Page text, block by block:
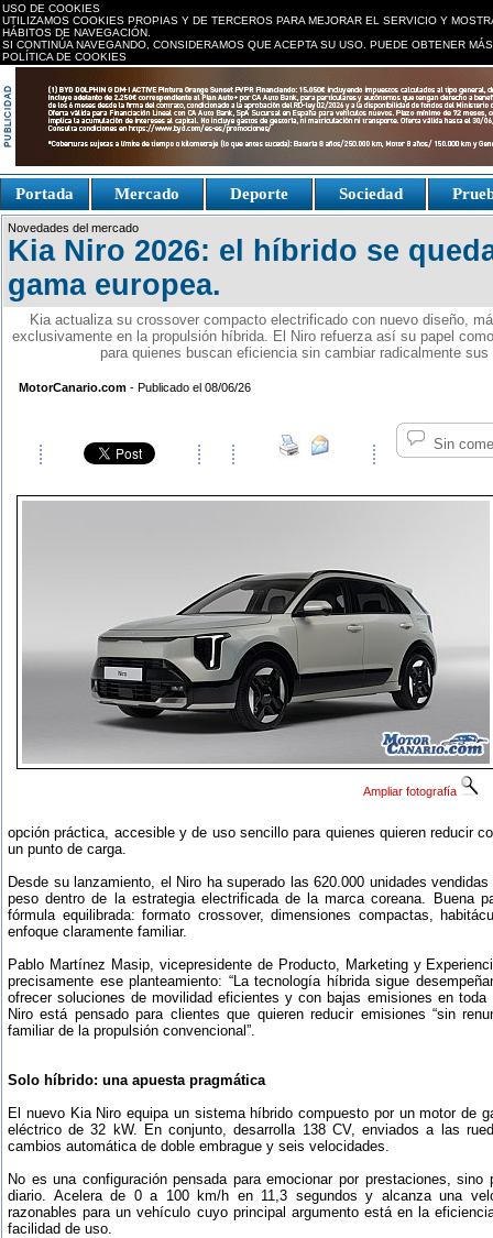
USO DE COOKIES
UTILIZAMOS COOKIES PROPIAS Y DE TERCEROS PARA MEJORAR EL SERVICIO Y
HÁBITOS DE NAVEGACIÓN.
SI CONTINÚA NAVEGANDO, CONSIDERAMOS QUE ACEPTA SU USO. PUEDE OBTENER
POLÍTICA DE COOKIES
Portada Mercado Deporte Sociedad
Fake Watches
replica-
watch.is
Novedades del mercado
Kia Niro 2026: el híbrido se
gama europea.
Kia actualiza su crossover compacto electrificado con nuevo diseño,
exclusivamente en la propulsión híbrida. El Niro refuerza así su papel
para quienes buscan eficiencia sin cambiar radicalmente
MotorCanario.com - Publicado el 08/06/26
Sin
Ampliar fotografía
opción práctica, accesible y de uso sencillo para quienes quieren reducir
un punto de carga.
Desde su lanzamiento, el Niro ha superado las 620.000 unidades
peso dentro de la estrategia electrificada de la marca coreana. Buena
fórmula equilibrada: formato crossover, dimensiones compactas,
enfoque claramente familiar.
Pablo Martínez Masip, vicepresidente de Producto, Marketing y
precisamente ese planteamiento: “La tecnología híbrida sigue
ofrecer soluciones de movilidad eficientes y con bajas emisiones en toda
Niro está pensado para clientes que quieren reducir emisiones “sin
familiar de la propulsión convencional”.
Solo híbrido: una apuesta pragmática
El nuevo Kia Niro equipa un sistema híbrido compuesto por un motor de
eléctrico de 32 kW. En conjunto, desarrolla 138 CV, enviados a las
cambios automática de doble embrague y seis velocidades.
No es una configuración pensada para emocionar por prestaciones,
diario. Acelera de 0 a 100 km/h en 11,3 segundos y alcanza una
razonables para un vehículo cuyo principal argumento está en la
facilidad de uso.